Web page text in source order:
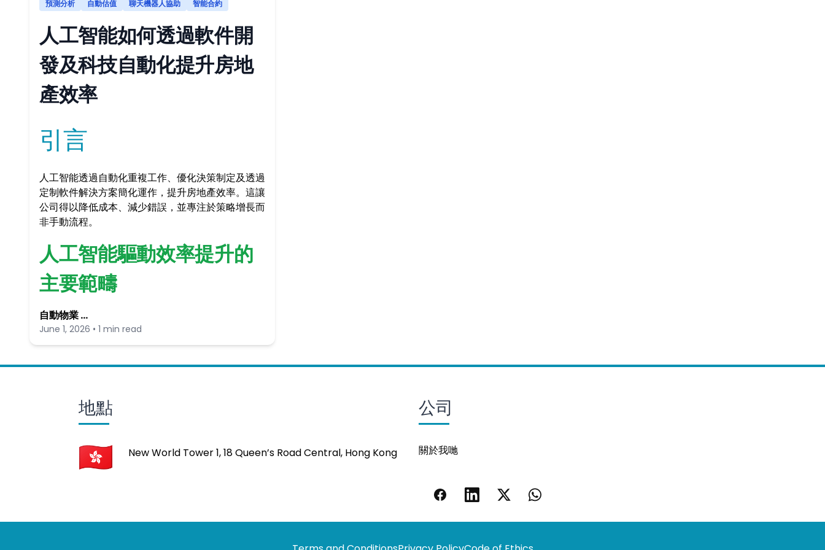
預測分析 自動估值 聊天機器人協助 智能合約
人工智能如何透過軟件開
發及科技自動化提升房地
產效率
引言
人工智能透過自動化重複工作、優化決策制定及透過
定制軟件解決方案簡化運作，提升房地產效率。這讓
公司得以降低成本、減少錯誤，並專注於策略增長而
非手動流程。
人工智能驅動效率提升的
主要範疇
自動物業 …
June 1, 2026 • 1 min read
地點
New World Tower 1, 18 Queen’s Road Central, Hong Kong
公司
關於我哋